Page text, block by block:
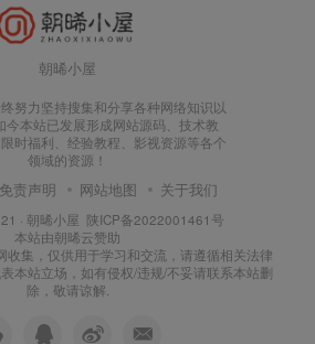
朝晞小屋
努力坚持搜集和分享各种网络知识以
今本站已发展形成网站源码、技术教
时福利、经验教程、影视资源等各个
领域的资源！
免责声明 网站地图 关于我们
· 朝晞小屋 陕ICP备2022001461号
本站由朝晞云赞助
收集，仅供用于学习和交流，请遵循相关法律
本站立场，如有侵权/违规/不妥请联系本站删
除，敬请谅解.